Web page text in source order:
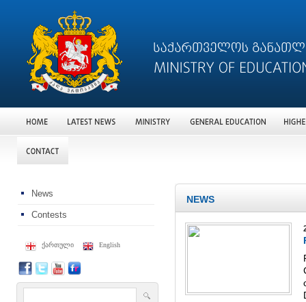
News
Contests
ქართული English
NEWS